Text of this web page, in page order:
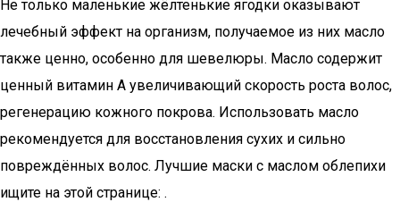
Не только маленькие жёлтенькие ягодки оказывают
лечебный эффект на организм, получаемое из них масло
также ценно, особенно для шевелюры. Масло содержит
ценный витамин А увеличивающий скорость роста волос,
регенерацию кожного покрова. Использовать масло
рекомендуется для восстановления сухих и сильно
повреждённых волос. Лучшие маски с маслом облепихи
ищите на этой странице: .